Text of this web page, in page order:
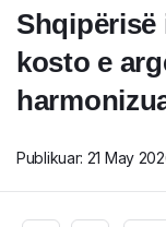
Shqipërisë
kosto e
Publikuar: 21 May